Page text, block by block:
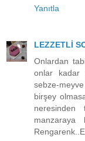
Yanıtla
LEZZETLİ
Onlardan
onlar kadar
sebze-
birşey
neresinden